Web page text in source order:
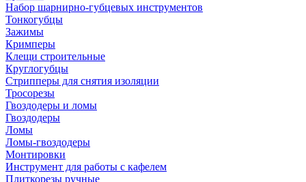
Набор шарнирно-губцевых инструментов
Тонкогубцы
Зажимы
Кримперы
Клещи строительные
Круглогубцы
Стрипперы для снятия изоляции
Тросорезы
Гвоздодеры и ломы
Гвоздодеры
Ломы
Ломы-гвоздодеры
Монтировки
Инструмент для работы с кафелем
Плиткорезы ручные